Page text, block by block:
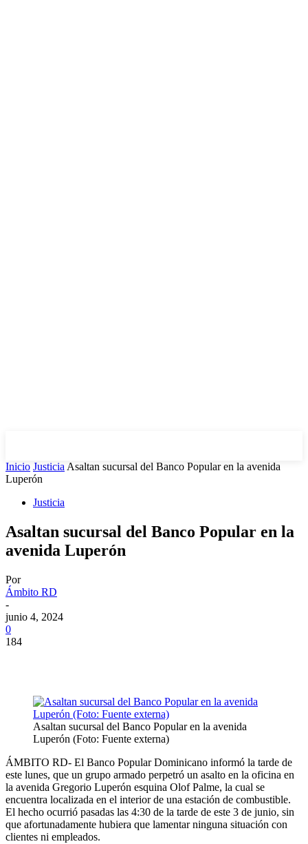
Inicio Justicia Asaltan sucursal del Banco Popular en la avenida
Luperón
Justicia
Asaltan sucursal del Banco Popular en la
avenida Luperón
Por
Ámbito RD
-
junio 4, 2024
0
184
Asaltan sucursal del Banco Popular en la avenida
Luperón (Foto: Fuente externa)
ÁMBITO RD- El Banco Popular Dominicano informó la tarde de
este lunes, que un grupo armado perpetró un asalto en la oficina en
la avenida Gregorio Luperón esquina Olof Palme, la cual se
encuentra localizada en el interior de una estación de combustible.
El hecho ocurrió pasadas las 4:30 de la tarde de este 3 de junio, sin
que afortunadamente hubiera que lamentar ninguna situación con
clientes ni empleados.